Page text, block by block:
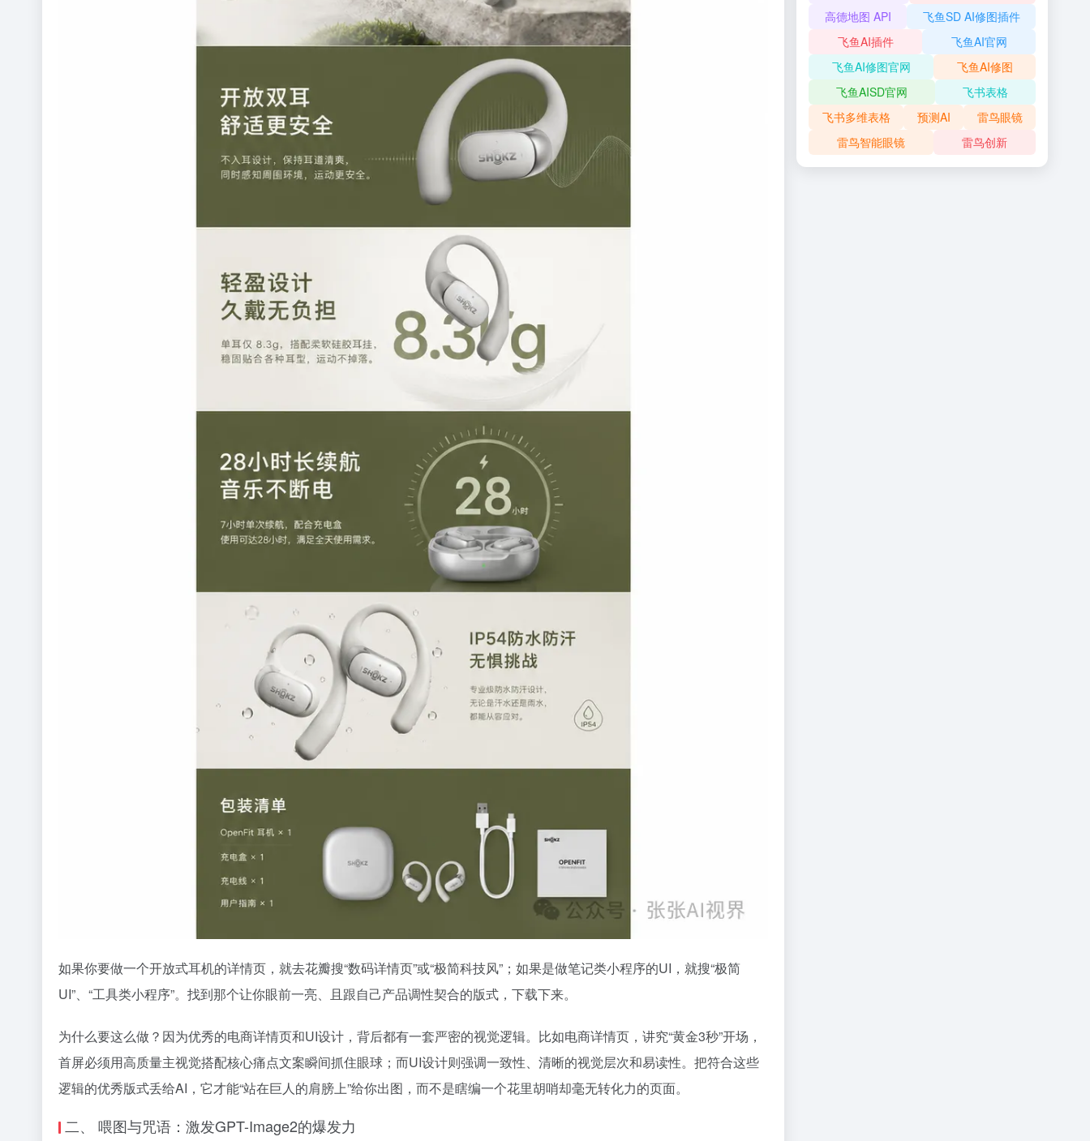
如果你要做一个开放式耳机的详情页，就去花瓣搜“数码详情页”或“极简科技风”；如果是做笔记类小程序的UI，就搜“极简
UI”、“工具类小程序”。找到那个让你眼前一亮、且跟自己产品调性契合的版式，下载下来。
为什么要这么做？因为优秀的电商详情页和UI设计，背后都有一套严密的视觉逻辑。比如电商详情页，讲究“黄金3秒”开场，
首屏必须用高质量主视觉搭配核心痛点文案瞬间抓住眼球；而UI设计则强调一致性、清晰的视觉层次和易读性。把符合这些
逻辑的优秀版式丢给AI，它才能“站在巨人的肩膀上”给你出图，而不是瞎编一个花里胡哨却毫无转化力的页面。
二、 喂图与咒语：激发GPT-Image2的爆发力
高德地图 API
飞鱼SD AI修图插件
飞鱼AI插件
飞鱼AI官网
飞鱼AI修图官网
飞鱼AI修图
飞鱼AISD官网
飞书表格
飞书多维表格
预测AI
雷鸟眼镜
雷鸟智能眼镜
雷鸟创新